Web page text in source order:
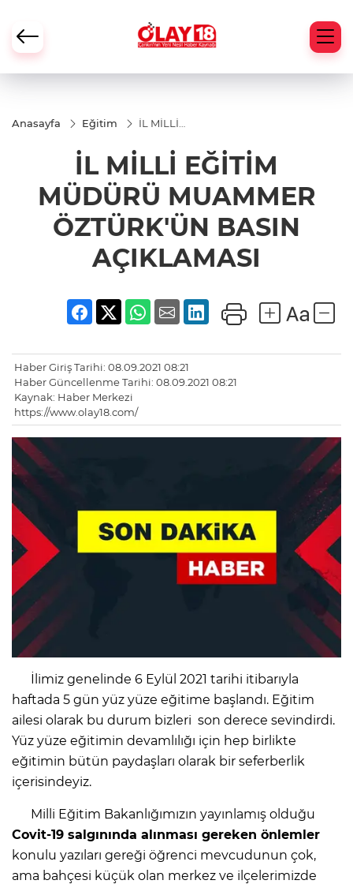
Anasayfa Eğitim
İL MİLLİ
MÜDÜRÜ
MUAMMER
ÖZTÜRK'ÜN
BASIN
AÇIKLAMASI
İL MİLLİ EĞİTİM
MÜDÜRÜ MUAMMER
ÖZTÜRK'ÜN BASIN
AÇIKLAMASI
Haber Giriş Tarihi: 08.09.2021 08:21
Haber Güncellenme Tarihi: 08.09.2021 08:21
Kaynak: Haber Merkezi
https://www.olay18.com/
İlimiz genelinde 6 Eylül 2021 tarihi itibarıyla
haftada 5 gün yüz yüze eğitime başlandı. Eğitim
ailesi olarak bu durum bizleri son derece sevindirdi.
Yüz yüze eğitimin devamlılığı için hep birlikte
eğitimin bütün paydaşları olarak bir seferberlik
içerisindeyiz.
Milli Eğitim Bakanlığımızın yayınlamış olduğu
Covit-19 salgınında alınması gereken önlemler
konulu yazıları gereği öğrenci mevcudunun çok,
ama bahçesi küçük olan merkez ve ilçelerimizde